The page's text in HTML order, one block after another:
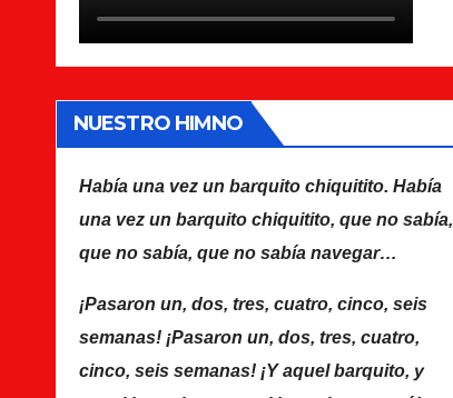
NUESTRO HIMNO
Había una vez un barquito chiquitito. Había
una vez un barquito chiquitito, que no sabía,
que no sabía, que no sabía navegar…
¡Pasaron un, dos, tres, cuatro, cinco, seis
semanas! ¡Pasaron un, dos, tres, cuatro,
cinco, seis semanas! ¡Y aquel barquito, y